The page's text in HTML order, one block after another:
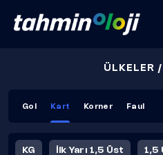
ÜLKELER
Gol Kart Korner Faul
KG İlk Yarı 1,5 Üst 1,5